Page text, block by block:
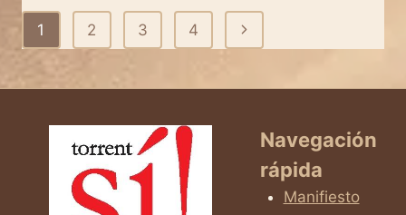
15
LA
ESPAÑOLA
Navegación
de
1 2 3 4
Siguiente
Navegación
rápida
Manifiesto